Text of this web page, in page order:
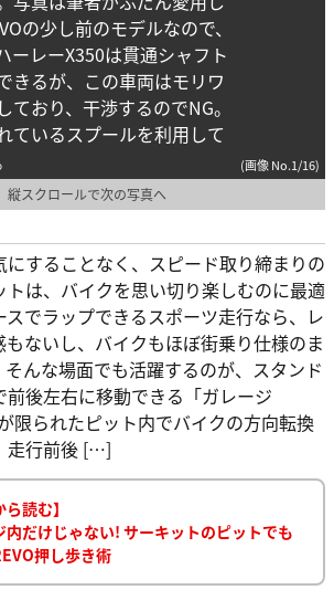
の少し前のモデルなので、
ーレーX350は貫通シャフト
きるが、この車両はモリワ
ており、干渉するのでNG。
ているスプールを利用して
(画像 No.1/16)
縦スクロールで次の写真へ
することなく、スピード取り締まりの
は、バイクを思い切り楽しむのに最適
でラップできるスポーツ走行なら、レ
ないし、バイクもほぼ街乗り仕様のま
そんな場面でも活躍するのが、スタンド
後左右に移動できる「ガレージ
限られたピット内でバイクの方向転換
走行前後 […]
読む】
内だけじゃない! サーキットのピットでも
押し歩き術